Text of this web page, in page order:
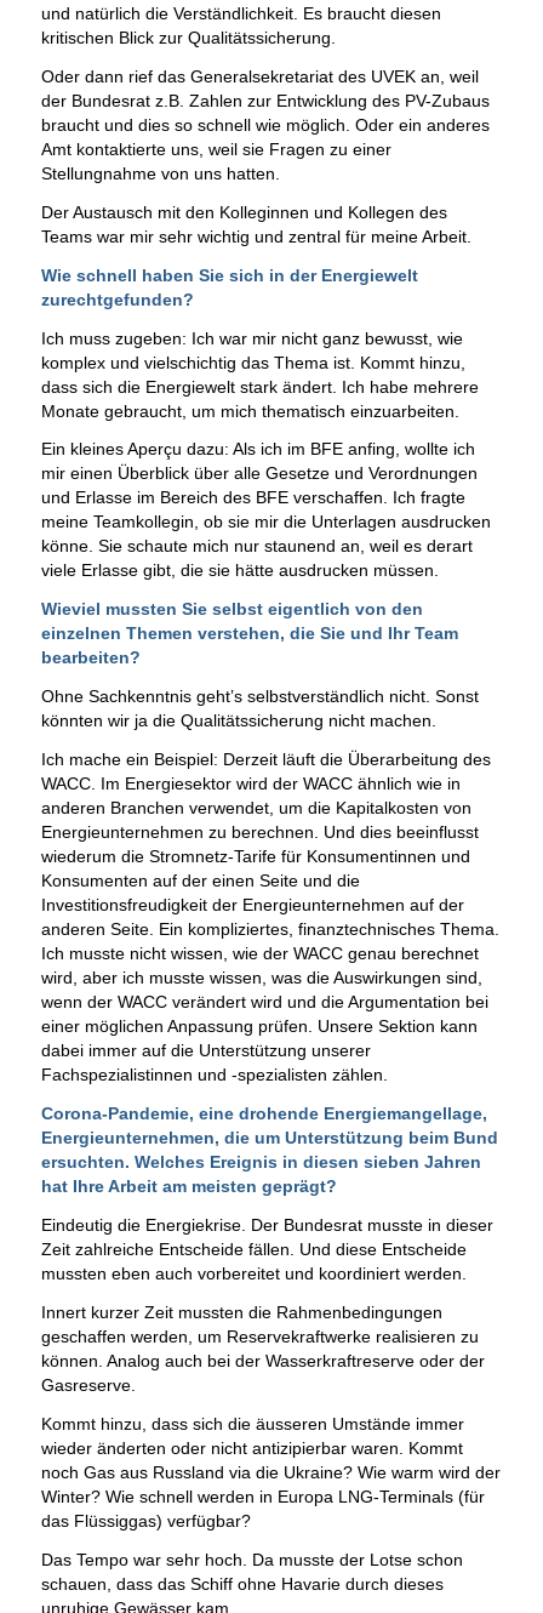
und natürlich die Verständlichkeit. Es braucht diesen
kritischen Blick zur Qualitätssicherung.
Oder dann rief das Generalsekretariat des UVEK an, weil
der Bundesrat z.B. Zahlen zur Entwicklung des PV-Zubaus
braucht und dies so schnell wie möglich. Oder ein anderes
Amt kontaktierte uns, weil sie Fragen zu einer
Stellungnahme von uns hatten.
Der Austausch mit den Kolleginnen und Kollegen des
Teams war mir sehr wichtig und zentral für meine Arbeit.
Wie schnell haben Sie sich in der Energiewelt
zurechtgefunden?
Ich muss zugeben: Ich war mir nicht ganz bewusst, wie
komplex und vielschichtig das Thema ist. Kommt hinzu,
dass sich die Energiewelt stark ändert. Ich habe mehrere
Monate gebraucht, um mich thematisch einzuarbeiten.
Ein kleines Aperçu dazu: Als ich im BFE anfing, wollte ich
mir einen Überblick über alle Gesetze und Verordnungen
und Erlasse im Bereich des BFE verschaffen. Ich fragte
meine Teamkollegin, ob sie mir die Unterlagen ausdrucken
könne. Sie schaute mich nur staunend an, weil es derart
viele Erlasse gibt, die sie hätte ausdrucken müssen.
Wieviel mussten Sie selbst eigentlich von den
einzelnen Themen verstehen, die Sie und Ihr Team
bearbeiten?
Ohne Sachkenntnis geht’s selbstverständlich nicht. Sonst
könnten wir ja die Qualitätssicherung nicht machen.
Ich mache ein Beispiel: Derzeit läuft die Überarbeitung des
WACC. Im Energiesektor wird der WACC ähnlich wie in
anderen Branchen verwendet, um die Kapitalkosten von
Energieunternehmen zu berechnen. Und dies beeinflusst
wiederum die Stromnetz-Tarife für Konsumentinnen und
Konsumenten auf der einen Seite und die
Investitionsfreudigkeit der Energieunternehmen auf der
anderen Seite. Ein kompliziertes, finanztechnisches Thema.
Ich musste nicht wissen, wie der WACC genau berechnet
wird, aber ich musste wissen, was die Auswirkungen sind,
wenn der WACC verändert wird und die Argumentation bei
einer möglichen Anpassung prüfen. Unsere Sektion kann
dabei immer auf die Unterstützung unserer
Fachspezialistinnen und -spezialisten zählen.
Corona-Pandemie, eine drohende Energiemangellage,
Energieunternehmen, die um Unterstützung beim Bund
ersuchten. Welches Ereignis in diesen sieben Jahren
hat Ihre Arbeit am meisten geprägt?
Eindeutig die Energiekrise. Der Bundesrat musste in dieser
Zeit zahlreiche Entscheide fällen. Und diese Entscheide
mussten eben auch vorbereitet und koordiniert werden.
Innert kurzer Zeit mussten die Rahmenbedingungen
geschaffen werden, um Reservekraftwerke realisieren zu
können. Analog auch bei der Wasserkraftreserve oder der
Gasreserve.
Kommt hinzu, dass sich die äusseren Umstände immer
wieder änderten oder nicht antizipierbar waren. Kommt
noch Gas aus Russland via die Ukraine? Wie warm wird der
Winter? Wie schnell werden in Europa LNG-Terminals (für
das Flüssiggas) verfügbar?
Das Tempo war sehr hoch. Da musste der Lotse schon
schauen, dass das Schiff ohne Havarie durch dieses
unruhige Gewässer kam.